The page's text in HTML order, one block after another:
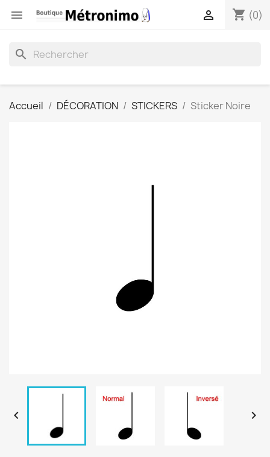
 shopping_cart (0)

search
Accueil DÉCORATION STICKERS Sticker Noire
 